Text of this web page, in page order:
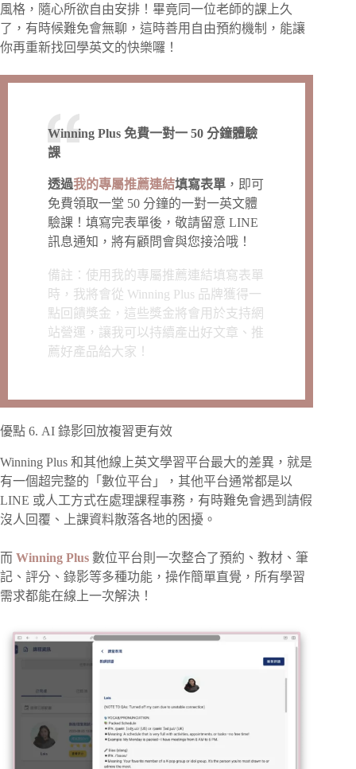
風格，隨心所欲自由安排！畢竟同一位老師的課上久
了，有時候難免會無聊，這時善用自由預約機制，能讓
你再重新找回學英文的快樂囉！
Winning Plus 免費一對一 50 分鐘體驗
課
透過我的專屬推薦連結填寫表單 ，即可
免費領取一堂 50 分鐘的一對一英文體
驗課！填寫完表單後，敬請留意 LINE
訊息通知，將有顧問會與您接洽哦！
備註：使用我的專屬推薦連結填寫表單
時，我將會從 Winning Plus 品牌獲得一
點回饋獎金，這些獎金將會用於支持網
站營運，讓我可以持續產出好文章、推
薦好產品給大家！
優點 6. AI 錄影回放複習更有效
Winning Plus 和其他線上英文學習平台最大的差異，就是
有一個超完整的「數位平台」，其他平台通常都是以
LINE 或人工方式在處理課程事務，有時難免會遇到請假
沒人回覆、上課資料散落各地的困擾。
而 Winning Plus 數位平台則一次整合了預約、教材、筆
記、評分、錄影等多種功能，操作簡單直覺，所有學習
需求都能在線上一次解決！